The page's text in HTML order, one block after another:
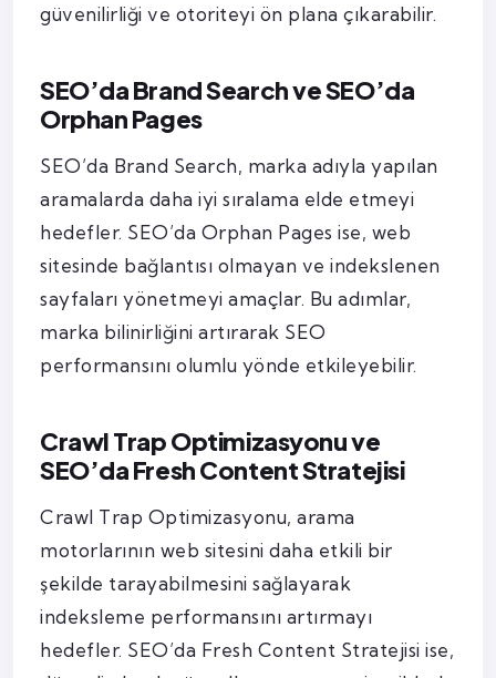
güvenilirliği ve otoriteyi ön plana çıkarabilir.
SEO’da Brand Search ve SEO’da
Orphan Pages
SEO’da Brand Search, marka adıyla yapılan
aramalarda daha iyi sıralama elde etmeyi
hedefler. SEO’da Orphan Pages ise, web
sitesinde bağlantısı olmayan ve indekslenen
sayfaları yönetmeyi amaçlar. Bu adımlar,
marka bilinirliğini artırarak SEO
performansını olumlu yönde etkileyebilir.
Crawl Trap Optimizasyonu ve
SEO’da Fresh Content Stratejisi
Crawl Trap Optimizasyonu, arama
motorlarının web sitesini daha etkili bir
şekilde tarayabilmesini sağlayarak
indeksleme performansını artırmayı
hedefler. SEO’da Fresh Content Stratejisi ise,